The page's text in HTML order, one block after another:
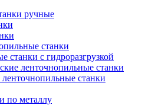
ручные
станки
станки с гидроразгрузкой
ленточнопильные станки
станки
по металлу